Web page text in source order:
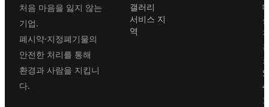
처음 마음을 잃지 않는
기업.
폐시약·지정폐기물의
안전한 처리를 통해
환경과 사람을 지킵니
다.
갤러리
서비스 지
역